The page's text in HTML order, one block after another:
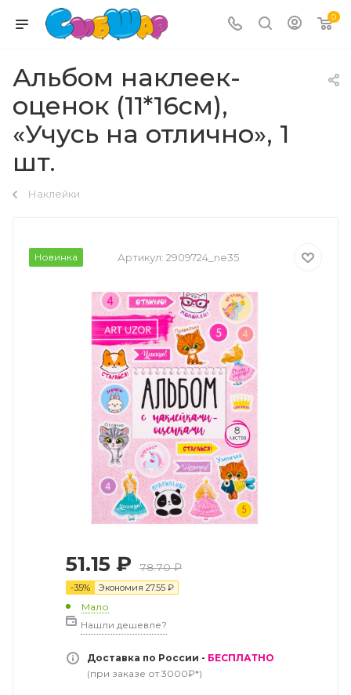
0
Альбом наклеек-
оценок (11*16см),
«Учусь на отлично», 1
шт.
Наклейки
Новинка Артикул: 2909724_ne35
51.15 ₽ 78.70₽
-35% Экономия 27.55 ₽
Мало
Нашли дешевле?
Доставка по России - БЕСПЛАТНО
(при заказе от 3000₽*)